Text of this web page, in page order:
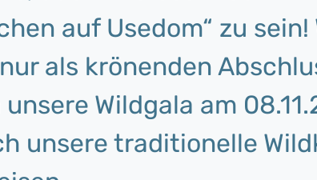
auf Usedom“ zu
als krönenden
Wildgala am
unsere traditionelle